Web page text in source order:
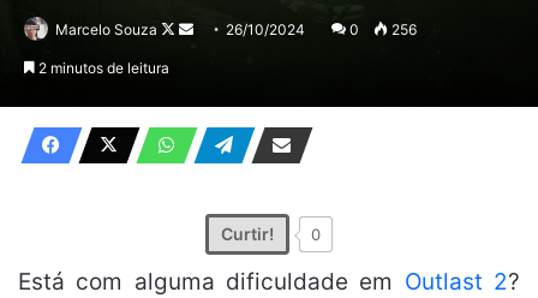
Marcelo Souza
Follow
Mande26/10/2024 0 256
2 minutos de leitura
Curtir! 0
Está com alguma dificuldade em Outlast 2?